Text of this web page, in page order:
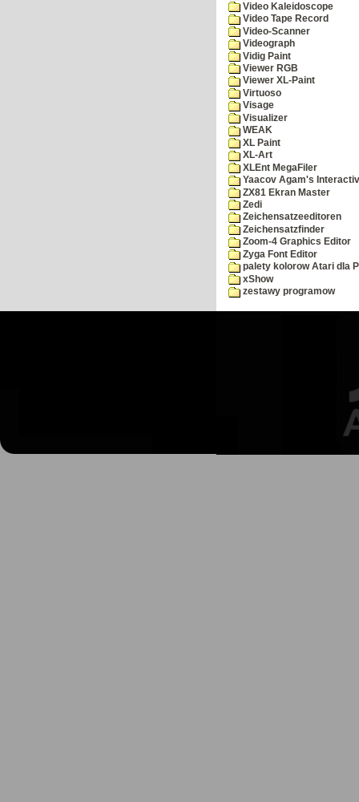
Video Kaleidoscope
Video Tape Record
Video-Scanner
Videograph
Vidig Paint
Viewer RGB
Viewer XL-Paint
Virtuoso
Visage
Visualizer
WEAK
XL Paint
XL-Art
XLEnt MegaFiler
Yaacov Agam's
ZX81 Ekran Master
Zedi
Zeichensatzeeditoren
Zeichensatzfinder
Zoom-4 Graphics Editor
Zyga Font Editor
palety kolorow Atari dla
xShow
zestawy programow